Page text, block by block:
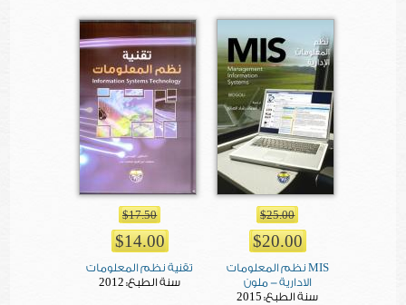
$25.00
$20.00
MIS نظم المعلومات
الادارية - ملون
سنة الطبع: 2015
$17.50
$14.00
تقنية نظم المعلومات
سنة الطبع: 2012